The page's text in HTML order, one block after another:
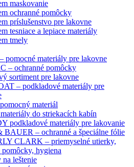
maskovanie
ochranné pomôcky
príslušenstvo pre lakovne
tesniace a lepiace materiály
tmely
pomocné materiály pre lakovne
– ochranné pomôcky
sortiment pre lakovne
– podkladové materiály pre
materiál
do striekacích kabín
podkladové materiály pre lakovanie
– ochranné a špeciálne fólie
CLARK – priemyselné utierky,
pomôcky, hygiena
leštenie